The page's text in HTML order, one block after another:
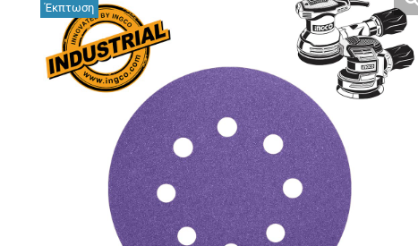
Έκπτωση